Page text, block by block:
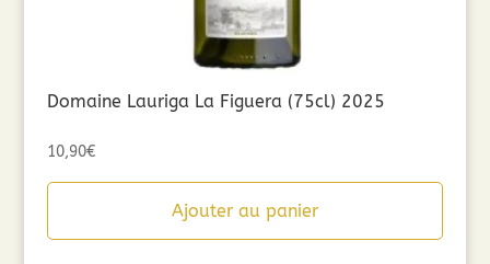
Domaine Lauriga La Figuera (75cl) 2025
10,90€
Ajouter au panier